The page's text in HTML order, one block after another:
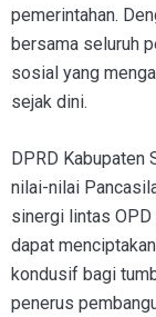
pemerintahan.
bersama seluruh
sosial yang
sejak dini.
DPRD Kabupaten
nilai-nilai
sinergi lintas OPD
dapat
kondusif bagi
penerus